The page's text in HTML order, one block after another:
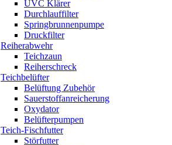
UVC Klärer
Durchlauffilter
Springbrunnenpumpe
Druckfilter
Reiherabwehr
Teichzaun
Reiherschreck
Teichbelüfter
Belüftung Zubehör
Sauerstoffanreicherung
Oxydator
Belüfterpumpen
Teich-Fischfutter
Störfutter